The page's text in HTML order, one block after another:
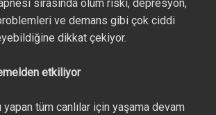
sırasında ölüm riski, depresyon,
ve demans gibi çok ciddi
dikkat çekiyor.
etkiliyor
tüm canlılar için yaşama devam